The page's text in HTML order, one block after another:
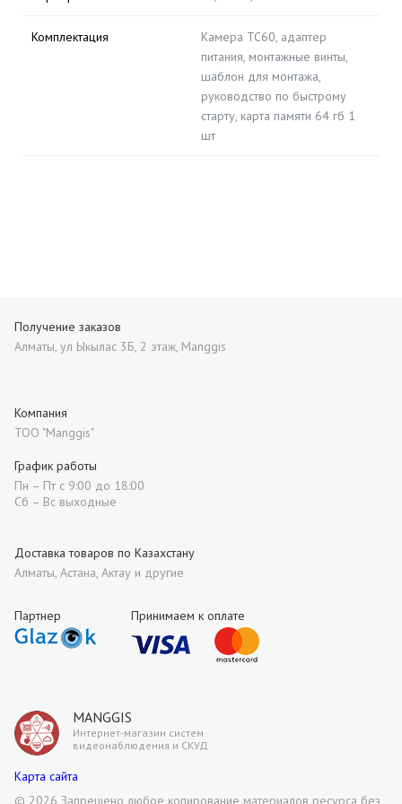
Комплектация
Камера TC60, адаптер
питания, монтажные винты,
шаблон для монтажа,
руководство по быстрому
старту, карта памяти 64 гб 1
шт
MANGGIS
Интернет-магазин систем
видеонаблюдения и СКУД
Партнер Принимаем к оплате
Получение заказов
Алматы, ул Ыкылас 3Б, 2 этаж, Manggis
Компания
ТОО "Manggis"
Доставка товаров по Казахстану
Алматы, Астана, Актау и другие
График работы
Пн – Пт с 9:00 до 18:00
Сб – Вс выходные
Карта сайта
© 2026 Запрещено любое копирование материалов ресурса без